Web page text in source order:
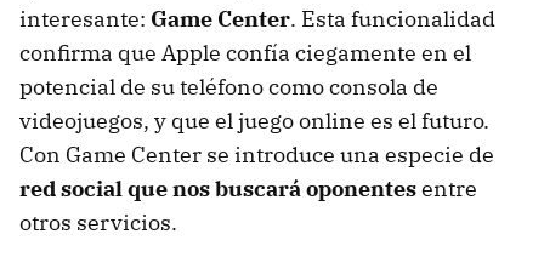
interesante: Game Center. Esta funcionalidad
confirma que Apple confía ciegamente en el
potencial de su teléfono como consola de
videojuegos, y que el juego online es el futuro.
Con Game Center se introduce una especie de
red social que nos buscará oponentesentre
otros servicios.